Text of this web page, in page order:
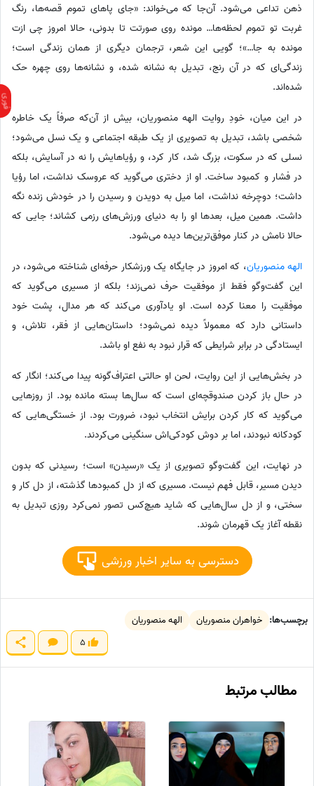
ذهن تداعی می‌شود. آن‌جا که می‌خواند: «جای پاهای تموم قصه‌ها، رنگ
غربت تو تموم لحظه‌ها… مونده روی صورتت تا بدونی، حالا امروز چی ازت
مونده به جا…»؛ گویی این شعر، ترجمان دیگری از همان زندگی است؛
زندگی‌ای که در آن رنج، تبدیل به نشانه شده، و نشانه‌ها روی چهره حک
شده‌اند.
در این میان، خودِ روایت الهه منصوریان، بیش از آن‌که صرفاً یک خاطره
شخصی باشد، تبدیل به تصویری از یک طبقه اجتماعی و یک نسل می‌شود؛
نسلی که در سکوت، بزرگ شد، کار کرد، و رؤیاهایش را نه در آسایش، بلکه
در فشار و کمبود ساخت. او از دختری می‌گوید که عروسک نداشت، اما رؤیا
داشت؛ دوچرخه نداشت، اما میل به دویدن و رسیدن را در خودش زنده نگه
داشت. همین میل، بعدها او را به دنیای ورزش‌های رزمی کشاند؛ جایی که
حالا نامش در کنار موفق‌ترین‌ها دیده می‌شود.
الهه منصوریان، که امروز در جایگاه یک ورزشکار حرفه‌ای شناخته می‌شود، در
این گفت‌وگو فقط از موفقیت حرف نمی‌زند؛ بلکه از مسیری می‌گوید که
موفقیت را معنا کرده است. او یادآوری می‌کند که هر مدال، پشت خود
داستانی دارد که معمولاً دیده نمی‌شود؛ داستان‌هایی از فقر، تلاش، و
ایستادگی در برابر شرایطی که قرار نبود به نفع او باشد.
در بخش‌هایی از این روایت، لحن او حالتی اعتراف‌گونه پیدا می‌کند؛ انگار که
در حال باز کردن صندوقچه‌ای است که سال‌ها بسته مانده بود. از روزهایی
می‌گوید که کار کردن برایش انتخاب نبود، ضرورت بود. از خستگی‌هایی که
کودکانه نبودند، اما بر دوش کودکی‌اش سنگینی می‌کردند.
در نهایت، این گفت‌وگو تصویری از یک «رسیدن» است؛ رسیدنی که بدون
دیدن مسیر، قابل فهم نیست. مسیری که از دل کمبودها گذشته، از دل کار و
سختی، و از دل سال‌هایی که شاید هیچ‌کس تصور نمی‌کرد روزی تبدیل به
نقطه آغاز یک قهرمان شوند.
دسترسی به سایر اخبار ورزشی
برچسب‌ها: خواهران منصوریان
الهه منصوریان
5
مطالب مرتبط